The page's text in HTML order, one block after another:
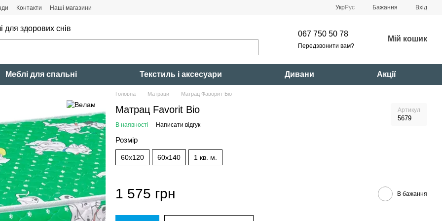
Контакти Наші магазини УкрРус Бажання Вхід
для здорових снів
067 750 50 78
Передзвонити вам?
Мій кошик
Меблі для спальні Текстиль і аксесуари Дивани Акції
Головна Матраци Матрац Фаворит-Біо
Матрац Favorit Bio Артикул
5679
В наявності Написати відгук
Розмір
60x120 60x140 1 кв. м.
1 575 грн В бажання